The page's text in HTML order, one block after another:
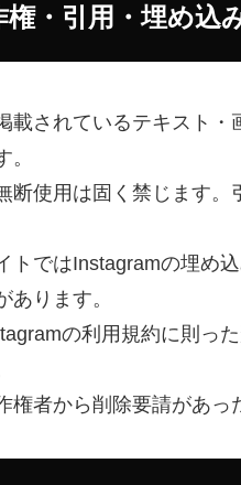
・引用・埋め込
載されているテキスト
。
断使用は固く禁じます。
トではInstagramの埋め
あります。
の利用規約に則っ
権者から削除要請があっ